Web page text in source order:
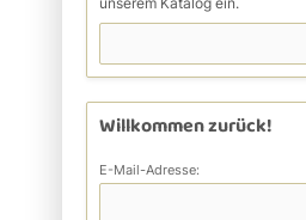
Willkommen zurück!
E-Mail-Adresse: